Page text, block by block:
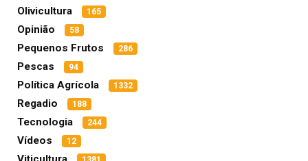
Olivicultura 165
Opinião 58
Pequenos Frutos 286
Pescas 94
Política Agrícola 1332
Regadio 188
Tecnologia 244
Vídeos 12